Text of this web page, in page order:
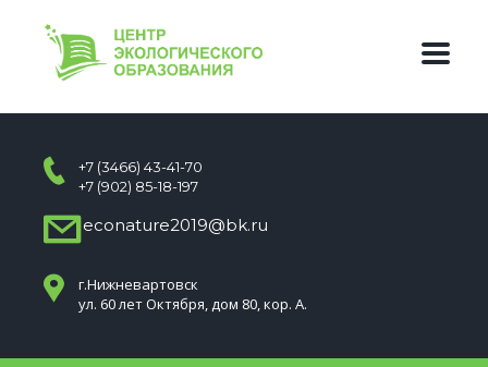
+7 (3466) 43-41-70
+7 (902) 85-18-197
econature2019@bk.ru
г.Нижневартовск
ул. 60 лет Октября, дом 80, кор. А.